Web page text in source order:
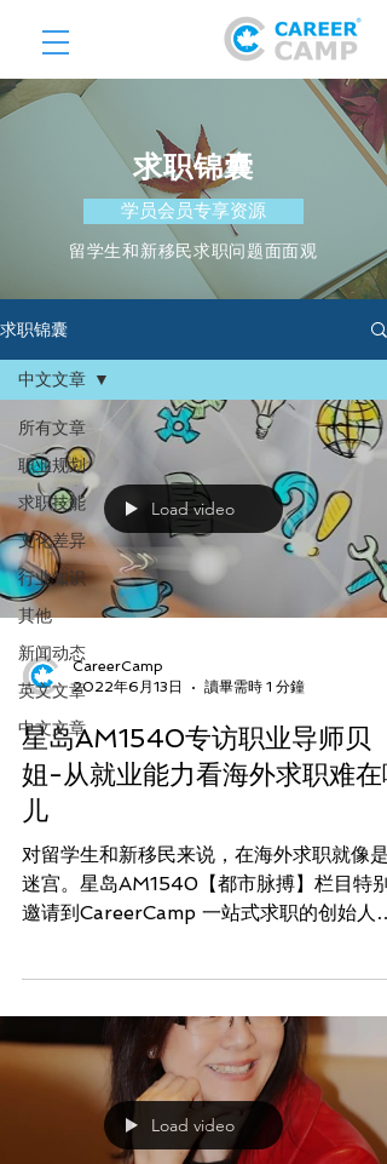
求职锦囊
学员会员专享资源
​留学生和新移民求职问题面面观
求职锦囊
所有文章
职业规划
求职技能
文化差异
行业知识
其他
新闻动态
英文文章
中文文章
中文文章
Load video
CareerCamp
2022年6月13日
讀畢需時 1 分鐘
星岛AM1540专访职业导师贝
姐-从就业能力看海外求职难在
儿
对留学生和新移民来说，在海外求职就像是
迷宫。星岛AM1540【都市脉搏】栏目特别
邀请到CareerCamp 一站式求职的创始人，
Load video